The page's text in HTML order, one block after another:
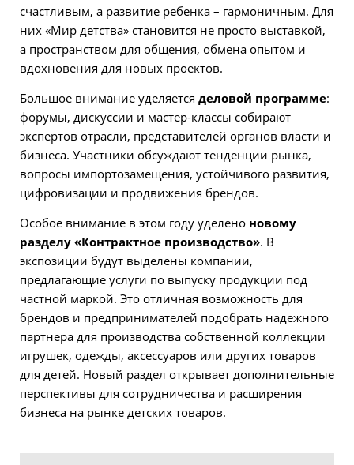
счастливым, а развитие ребенка – гармоничным. Для
них «Мир детства» становится не просто выставкой,
а пространством для общения, обмена опытом и
вдохновения для новых проектов.
Большое внимание уделяется деловой программе:
форумы, дискуссии и мастер-классы собирают
экспертов отрасли, представителей органов власти и
бизнеса. Участники обсуждают тенденции рынка,
вопросы импортозамещения, устойчивого развития,
цифровизации и продвижения брендов.
Особое внимание в этом году уделено новому
разделу «Контрактное производство». В
экспозиции будут выделены компании,
предлагающие услуги по выпуску продукции под
частной маркой. Это отличная возможность для
брендов и предпринимателей подобрать надежного
партнера для производства собственной коллекции
игрушек, одежды, аксессуаров или других товаров
для детей. Новый раздел открывает дополнительные
перспективы для сотрудничества и расширения
бизнеса на рынке детских товаров.